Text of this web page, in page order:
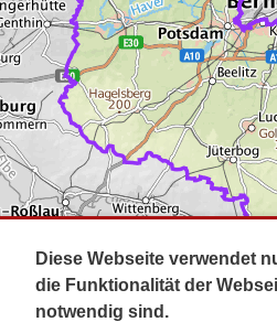
Impressum
Kontakt
Diese Webseite verwendet
die Funktionalität der
notwendig sind.